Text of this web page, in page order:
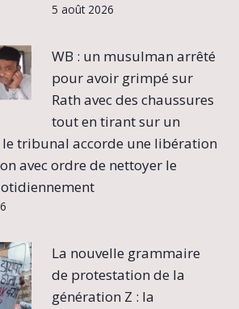
5 août 2026
WB : un musulman arrêté
pour avoir grimpé sur
Rath avec des chaussures
tout en tirant sur un
tribunal accorde une libération
avec ordre de nettoyer le
La nouvelle grammaire
de protestation de la
génération Z : la